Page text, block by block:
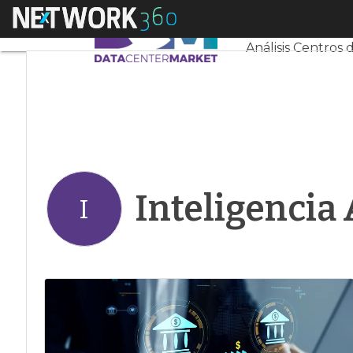
Menú
Análisis Centros
I Inteligencia